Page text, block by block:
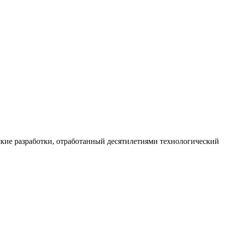
разработки, отработанный десятилетиями технологический